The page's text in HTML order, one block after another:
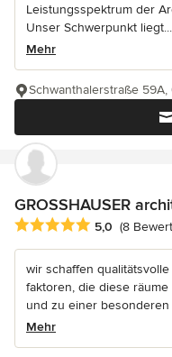
Leistungsspektrum der
Unser Schwerpunkt liegt...
Mehr
Schwanthalerstraße
GROSSHAUSER
Durchschnittliche
5,0 (8
wir schaffen
faktoren, die diese
und zu einer besonderen
Mehr